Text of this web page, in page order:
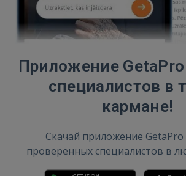
Приложение
специалистов в
кармане!
Скачай приложение
проверенных специалистов в